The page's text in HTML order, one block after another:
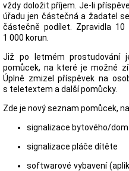
vždy doložit příjem. Je-li
úřadu jen částečná a žadatel
částečně podílet. Zpravidla
1 000 korun.
Již po letmém prostudování
pomůcek, na které je možné
Úplně zmizel příspěvek na
s teletextem a další pomůcky.
Zde je nový seznam pomůcek,
signalizace bytového/
signalizace pláče dítěte
softwarové vybavení